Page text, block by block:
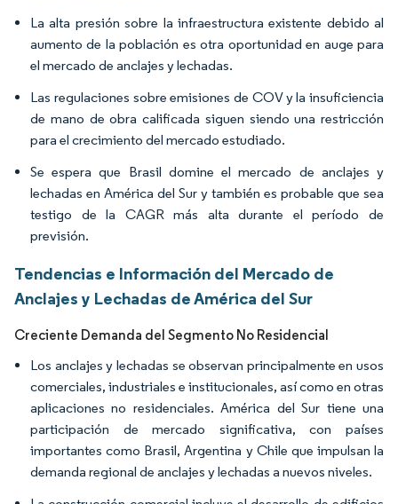
La alta presión sobre la infraestructura existente debido al
aumento de la población es otra oportunidad en auge para
el mercado de anclajes y lechadas.
Las regulaciones sobre emisiones de COV y la insuficiencia
de mano de obra calificada siguen siendo una restricción
para el crecimiento del mercado estudiado.
Se espera que Brasil domine el mercado de anclajes y
lechadas en América del Sur y también es probable que sea
testigo de la CAGR más alta durante el período de
previsión.
Tendencias e Información del Mercado de
Anclajes y Lechadas de América del Sur
Creciente Demanda del Segmento No Residencial
Los anclajes y lechadas se observan principalmente en usos
comerciales, industriales e institucionales, así como en otras
aplicaciones no residenciales. América del Sur tiene una
participación de mercado significativa, con países
importantes como Brasil, Argentina y Chile que impulsan la
demanda regional de anclajes y lechadas a nuevos niveles.